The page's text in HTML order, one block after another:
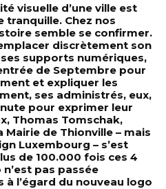
visuelle d’une ville est
tranquille. Chez nos
semble se confirmer.
discrètement son
supports numériques,
de Septembre pour
et expliquer les
ses administrés, eux,
pour exprimer leur
Thomas Tomschak,
de Thionville – mais
Luxembourg – s’est
de 100.000 fois ces 4
pas passée
à l’égard du nouveau logo